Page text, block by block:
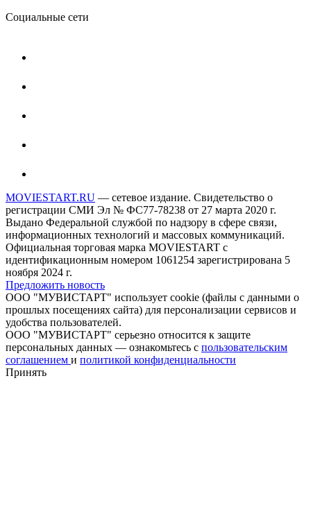
Социальные сети
MOVIESTART.RU — сетевое издание. Свидетельство о
регистрации СМИ Эл № ФС77-78238 от 27 марта 2020 г.
Выдано Федеральной службой по надзору в сфере связи,
информационных технологий и массовых коммуникаций.
Официальная торговая марка MOVIESTART с
идентификационным номером 1061254 зарегистрирована 5
ноября 2024 г.
Предложить новость
ООО "МУВИСТАРТ" использует cookie (файлы с данными о
прошлых посещениях сайта) для персонализации сервисов и
удобства пользователей.
ООО "МУВИСТАРТ" серьезно относится к защите
персональных данных — ознакомьтесь с пользовательским
соглашением и политикой конфиденциальности
Принять